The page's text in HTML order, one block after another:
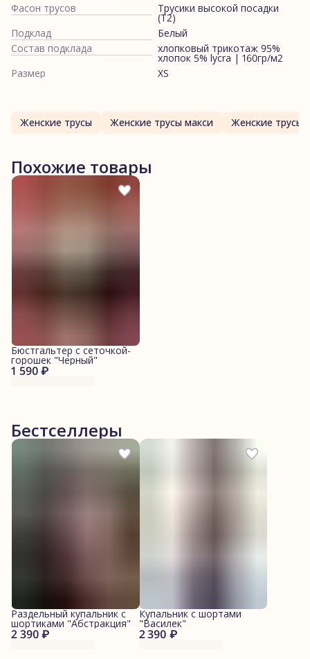
Фасон трусов
Трусики высокой посадки
(Т2)
Подклад
Белый
Состав подклада
хлопковый трикотаж 95%
хлопок 5% lycra | 160гр/м2
Размер
XS
Женские трусы Женские трусы макси Женские трусы
Похожие товары
1 590 ₽
Бюстгальтер с сеточкой-
горошек "Черный"
Бестселлеры
2 390 ₽
Раздельный купальник с
шортиками "Абстракция"
2 390 ₽
Купальник с шортами
"Василек"